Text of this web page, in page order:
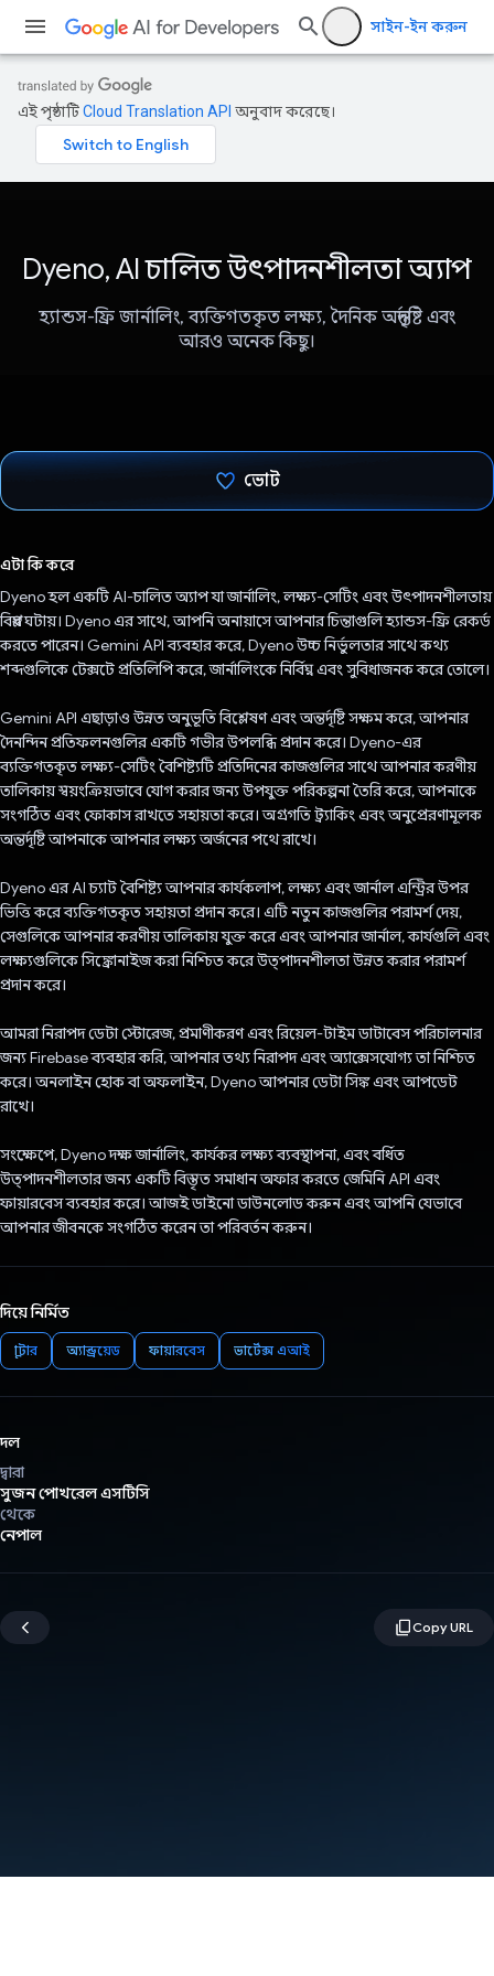
সাইন-ইন করুন
এই পৃষ্ঠাটিCloud Translation API অনুবাদ করেছে।
Dyeno, AI চালিত উৎপাদনশীলতা অ্যাপ
হ্যান্ডস-ফ্রি জার্নালিং, ব্যক্তিগতকৃত লক্ষ্য, দৈনিক অন্তর্দৃষ্টি এবং
আরও অনেক কিছু।
ভোট
এটা কি করে
Dyeno হল একটি AI-চালিত অ্যাপ যা জার্নালিং, লক্ষ্য-সেটিং এবং উৎপাদনশীলতায়
বিপ্লব ঘটায়। Dyeno এর সাথে, আপনি অনায়াসে আপনার চিন্তাগুলি হ্যান্ডস-ফ্রি রেকর্ড
করতে পারেন। Gemini API ব্যবহার করে, Dyeno উচ্চ নির্ভুলতার সাথে কথ্য
শব্দগুলিকে টেক্সটে প্রতিলিপি করে, জার্নালিংকে নির্বিঘ্ন এবং সুবিধাজনক করে তোলে।
Gemini API এছাড়াও উন্নত অনুভূতি বিশ্লেষণ এবং অন্তর্দৃষ্টি সক্ষম করে, আপনার
দৈনন্দিন প্রতিফলনগুলির একটি গভীর উপলব্ধি প্রদান করে। Dyeno-এর
ব্যক্তিগতকৃত লক্ষ্য-সেটিং বৈশিষ্ট্যটি প্রতিদিনের কাজগুলির সাথে আপনার করণীয়
তালিকায় স্বয়ংক্রিয়ভাবে যোগ করার জন্য উপযুক্ত পরিকল্পনা তৈরি করে, আপনাকে
সংগঠিত এবং ফোকাস রাখতে সহায়তা করে। অগ্রগতি ট্র্যাকিং এবং অনুপ্রেরণামূলক
অন্তর্দৃষ্টি আপনাকে আপনার লক্ষ্য অর্জনের পথে রাখে।
Dyeno এর AI চ্যাট বৈশিষ্ট্য আপনার কার্যকলাপ, লক্ষ্য এবং জার্নাল এন্ট্রির উপর
ভিত্তি করে ব্যক্তিগতকৃত সহায়তা প্রদান করে। এটি নতুন কাজগুলির পরামর্শ দেয়,
সেগুলিকে আপনার করণীয় তালিকায় যুক্ত করে এবং আপনার জার্নাল, কার্যগুলি এবং
লক্ষ্যগুলিকে সিঙ্ক্রোনাইজ করা নিশ্চিত করে উত্পাদনশীলতা উন্নত করার পরামর্শ
প্রদান করে।
আমরা নিরাপদ ডেটা স্টোরেজ, প্রমাণীকরণ এবং রিয়েল-টাইম ডাটাবেস পরিচালনার
জন্য Firebase ব্যবহার করি, আপনার তথ্য নিরাপদ এবং অ্যাক্সেসযোগ্য তা নিশ্চিত
করে। অনলাইন হোক বা অফলাইন, Dyeno আপনার ডেটা সিঙ্ক এবং আপডেট
রাখে।
সংক্ষেপে, Dyeno দক্ষ জার্নালিং, কার্যকর লক্ষ্য ব্যবস্থাপনা, এবং বর্ধিত
উত্পাদনশীলতার জন্য একটি বিস্তৃত সমাধান অফার করতে জেমিনি API এবং
ফায়ারবেস ব্যবহার করে। আজই ডাইনো ডাউনলোড করুন এবং আপনি যেভাবে
আপনার জীবনকে সংগঠিত করেন তা পরিবর্তন করুন।
দিয়ে নির্মিত
ফ্লাটার অ্যান্ড্রয়েড ফায়ারবেস ভার্টেক্স এআই
দল
দ্বারা
সুজন পোখরেল এসটিসি
থেকে
নেপাল